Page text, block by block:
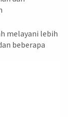
melayani lebih
beberapa